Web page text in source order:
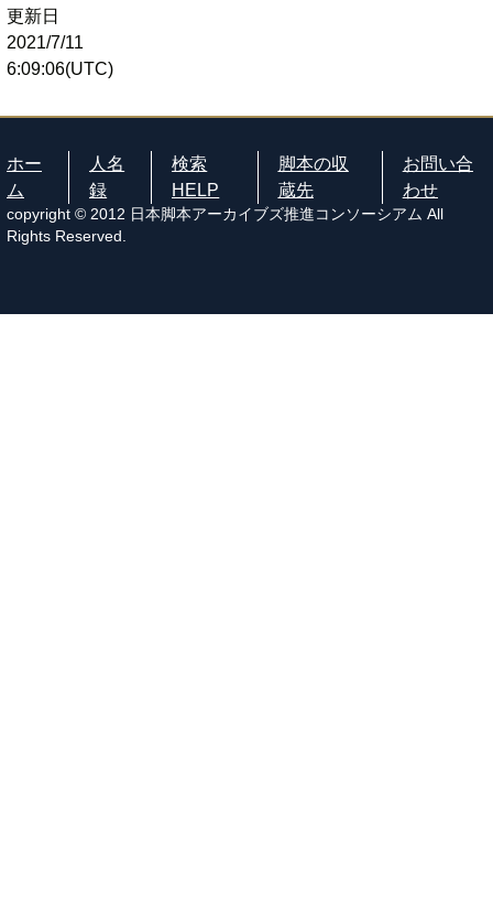
更新日
2021/7/11
6:09:06(UTC)
ホー
ム
人名
録
検索
HELP
脚本の収
蔵先
お問い合
わせ
copyright © 2012 日本脚本アーカイブズ推進コンソーシアム All
Rights Reserved.